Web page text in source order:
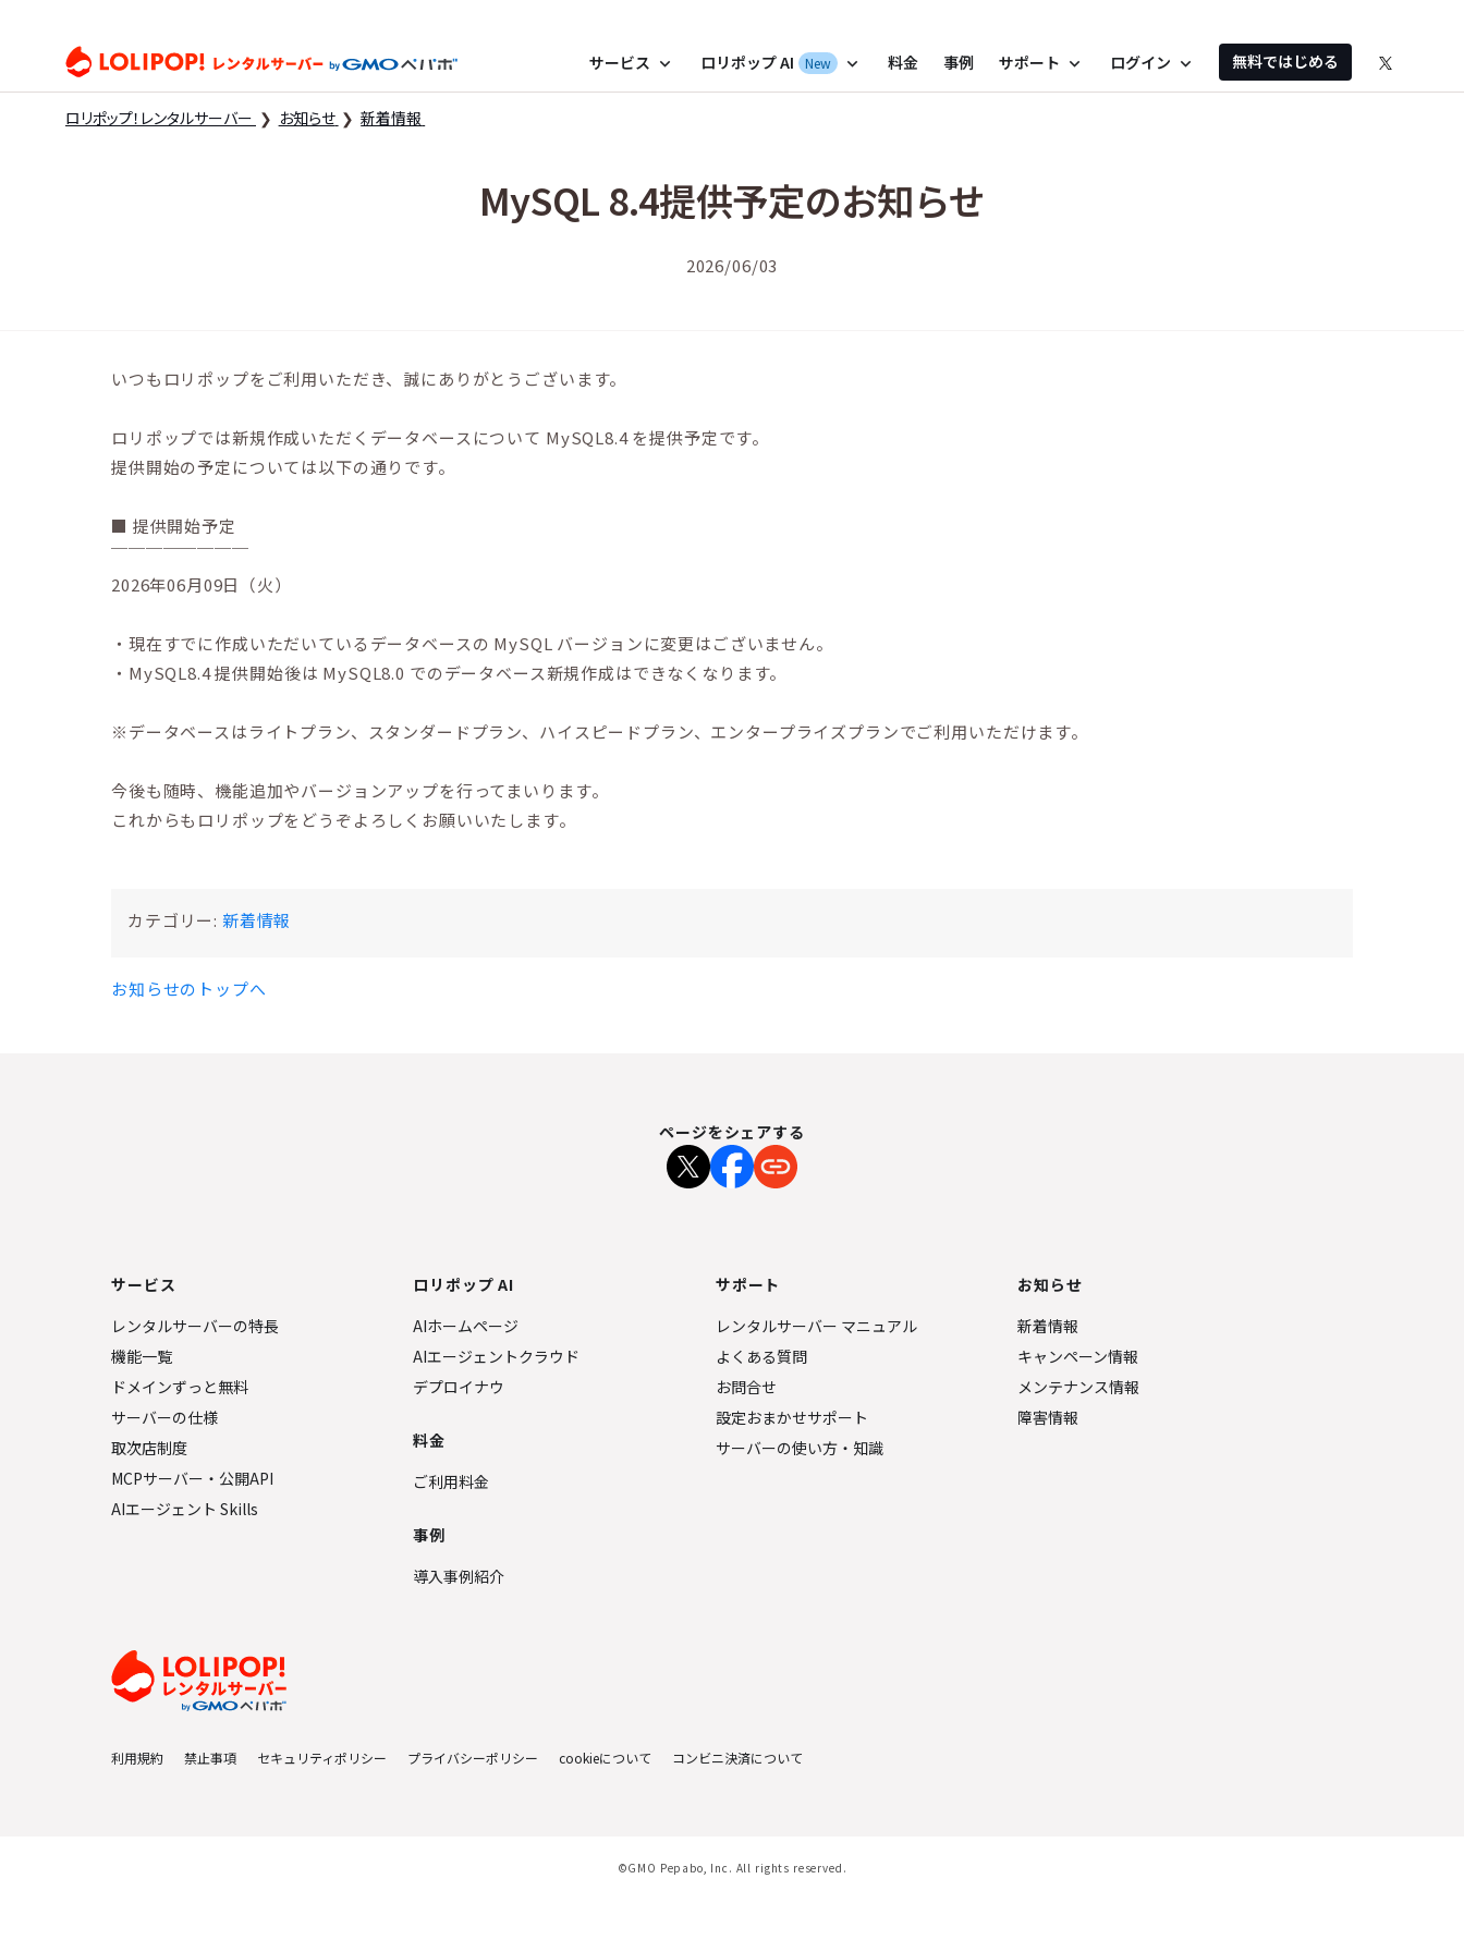
ロリポップ！レンタルサーバー by GMOペパボ
サービス expand_more ロリポップ AI New expand_more 料金 事例 サポート expand_more ログイン expand_more 無料ではじめる
ロリポップ！レンタルサーバー お知らせ 新着情報
MySQL 8.4提供予定のお知らせ
2026/06/03
いつもロリポップをご利用いただき、誠にありがとうございます。
ロリポップでは新規作成いただくデータベースについて MySQL8.4 を提供予定です。
提供開始の予定については以下の通りです。
■ 提供開始予定
￣￣￣￣￣￣￣￣
2026年06月09日（火）
・現在すでに作成いただいているデータベースの MySQL バージョンに変更はございません。
・MySQL8.4 提供開始後は MySQL8.0 でのデータベース新規作成はできなくなります。
※データベースはライトプラン、スタンダードプラン、ハイスピードプラン、エンタープライズプランでご利用いただけます。
今後も随時、機能追加やバージョンアップを行ってまいります。
これからもロリポップをどうぞよろしくお願いいたします。
カテゴリー: 新着情報
お知らせのトップへ
ページをシェアする
サービス
レンタルサーバーの特長
機能一覧
ドメインずっと無料
サーバーの仕様
取次店制度
MCPサーバー・公開API
AIエージェント Skills
ロリポップ AI
AIホームページ
AIエージェントクラウド
デプロイナウ
料金
ご利用料金
事例
導入事例紹介
サポート
レンタルサーバー マニュアル
よくある質問
お問合せ
設定おまかせサポート
サーバーの使い方・知識
お知らせ
新着情報
キャンペーン情報
メンテナンス情報
障害情報
利用規約 禁止事項 セキュリティポリシー プライバシーポリシー cookieについて コンビニ決済について
©GMO Pepabo, Inc. All rights reserved.